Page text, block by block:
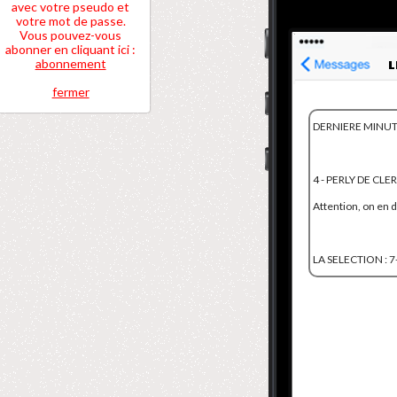
avec votre pseudo et
votre mot de passe.
Vous pouvez-vous
abonner en cliquant ici :
abonnement
fermer
DERNIERE
4 - PERLY DE
Attention, on en
LA SELECTION :